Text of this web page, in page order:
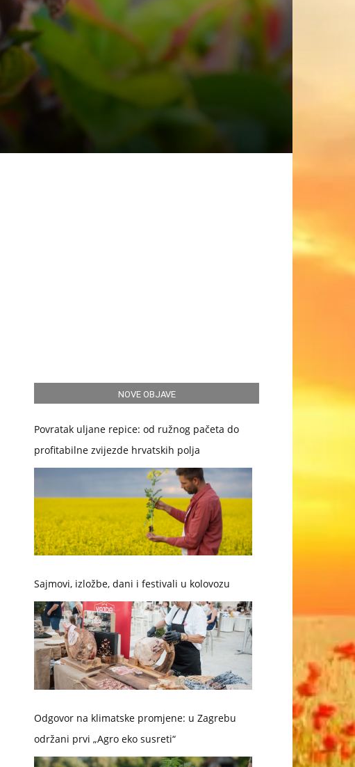
NOVE OBJAVE
Povratak uljane repice: od ružnog pačeta do
profitabilne zvijezde hrvatskih polja
Sajmovi, izložbe, dani i festivali u kolovozu
Odgovor na klimatske promjene: u Zagrebu
održani prvi „Agro eko susreti“